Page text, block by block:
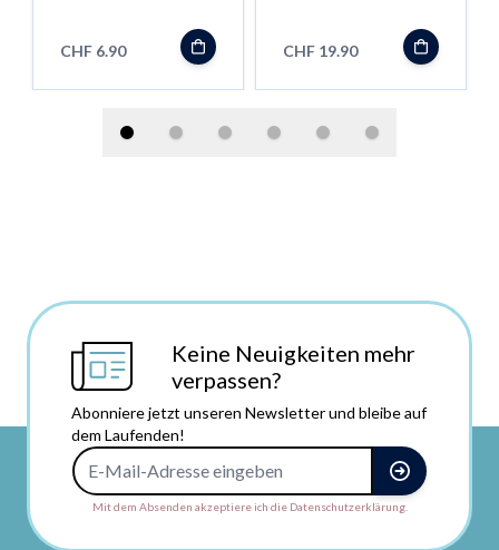
CHF 6.90 CHF 19.90
Keine Neuigkeiten mehr
verpassen?
Abonniere jetzt unseren Newsletter und bleibe auf
dem Laufenden!
Mit dem Absenden akzeptiere ich die Datenschutzerklärung.